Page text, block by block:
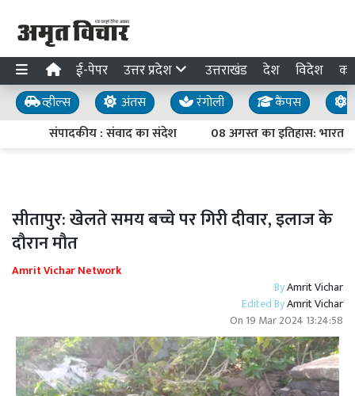
ई-पेपर उत्तर प्रदेश उत्तराखंड देश विदेश
व्हील्स अंतस रंगोली कैंपस
संपादकीय : संवाद का संदेश
08 अगस्त का इतिहास: भारत
सीतापुर: खेलते समय बच्चे पर गिरी दीवार, इलाज के
दौरान मौत
Amrit Vichar Network
ByAmrit Vichar
Edited ByAmrit Vichar
On 19 Mar 2024 13:24:58